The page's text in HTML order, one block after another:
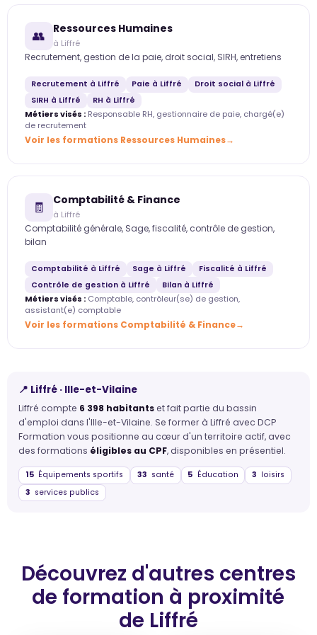
👥 Ressources Humaines
à Liffré
Recrutement, gestion de la paie, droit social, SIRH, entretiens
Recrutement à Liffré Paie à Liffré
Droit social à Liffré
SIRH à Liffré
RH à Liffré
Métiers visés : Responsable RH, gestionnaire de paie, chargé(e)
de recrutement
Voir les formations Ressources Humaines
🧾 Comptabilité & Finance
à Liffré
Comptabilité générale, Sage, fiscalité, contrôle de gestion,
bilan
Comptabilité à Liffré Sage à Liffré
Fiscalité à Liffré
Contrôle de gestion à Liffré
Bilan à Liffré
Métiers visés : Comptable, contrôleur(se) de gestion,
assistant(e) comptable
Voir les formations Comptabilité & Finance
📍 Liffré · Ille-et-Vilaine
Liffré compte 6 398 habitantset fait partie du bassin
d'emploi dans l'Ille-et-Vilaine. Se former à Liffré avec DCP
Formation vous positionne au cœur d'un territoire actif, avec
des formations éligibles au CPF, disponibles en présentiel.
15 Équipements sportifs 33 santé 5 Éducation 3 loisirs
3 services publics
Découvrez d'autres centres
de formation à proximité
de Liffré